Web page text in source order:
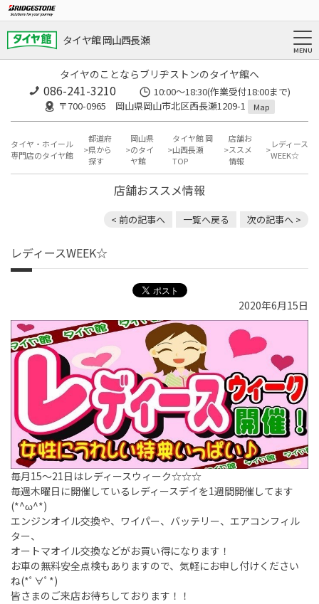
タイヤ館 岡山西長瀬
タイヤのことならブリヂストンのタイヤ館へ
086-241-3210
10:00〜18:30(作業受付18:00まで)
〒700-0965 岡山県岡山市北区西長瀬1209-1
Map
タイヤ・ホイール
専門店のタイヤ館
都道府
県から
探す
岡山県
のタイ
ヤ館
タイヤ館 岡
山西長瀬
TOP
店舗お
ススメ
情報
レディース
WEEK☆
店舗おススメ情報
< 前の記事へ 一覧へ戻る 次の記事へ >
レディースWEEK☆
2020年6月15日
毎月15〜21日はレディースウィーク☆☆☆
毎週木曜日に開催しているレディースデイを1週間開催してます
(*^ω^*)
エンジンオイル交換や、ワイパー、バッテリー、エアコンフィル
ター、
オートマオイル交換などがお買い得になります！
お車の無料安全点検もありますので、気軽にお申し付けください
ね(*ﾟ∀ﾟ*)
皆さまのご来店お待ちしております！！